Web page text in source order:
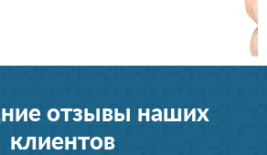
отзывы наших
клиентов